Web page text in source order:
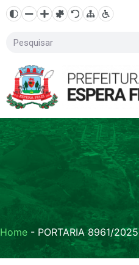
Home - PORTARIA 8961/2025